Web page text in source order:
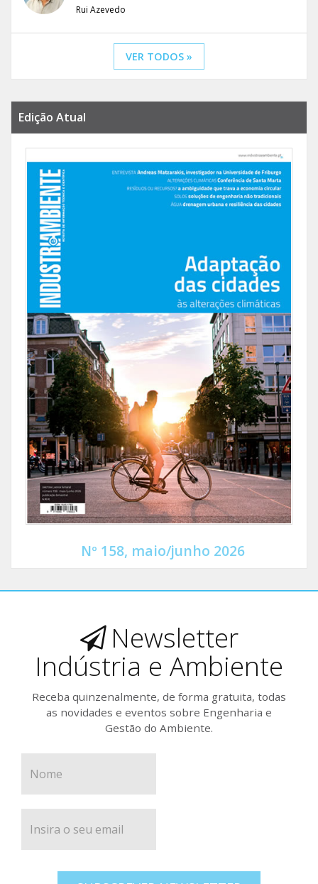
Rui Azevedo
VER TODOS »
Edição Atual
Nº 158, maio/junho 2026
Newsletter
Indústria e Ambiente
Receba quinzenalmente, de forma gratuita, todas
as novidades e eventos sobre Engenharia e
Gestão do Ambiente.